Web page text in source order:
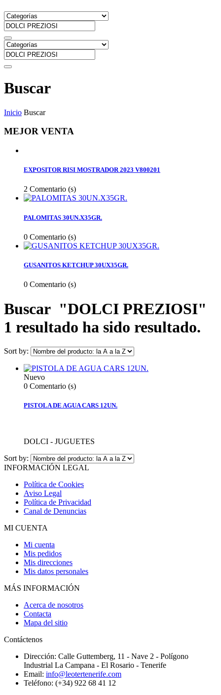
Buscar
Inicio Buscar
MEJOR VENTA
EXPOSITOR RISI MOSTRADOR 2023 V800201
2 Comentario (s)
PALOMITAS 30UN.X35GR.
0 Comentario (s)
GUSANITOS KETCHUP 30UX35GR.
0 Comentario (s)
Buscar "DOLCI PREZIOSI"
1 resultado ha sido resultado.
Sort by:
Nuevo
0 Comentario (s)
PISTOLA DE AGUA CARS 12UN.
DOLCI - JUGUETES
Sort by:
INFORMACIÓN LEGAL
Política de Cookies
Aviso Legal
Política de Privacidad
Canal de Denuncias
MI CUENTA
Mi cuenta
Mis pedidos
Mis direcciones
Mis datos personales
MÁS INFORMACIÓN
Acerca de nosotros
Contacta
Mapa del sitio
Contáctenos
Dirección: Calle Guttemberg, 11 - Nave 2 - Polígono
Industrial La Campana - El Rosario - Tenerife
Email: info@leotertenerife.com
Teléfono: (+34) 922 68 41 12